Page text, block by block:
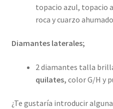
topacio azul, topacio
roca y cuarzo
Diamantes laterales;
2 diamantes talla
quilates, color G/H y
¿Te gustaría introducir